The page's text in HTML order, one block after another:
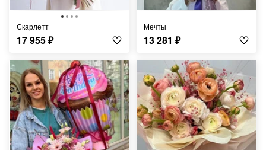
Скарлетт
17 955₽
Мечты
13 281 ₽